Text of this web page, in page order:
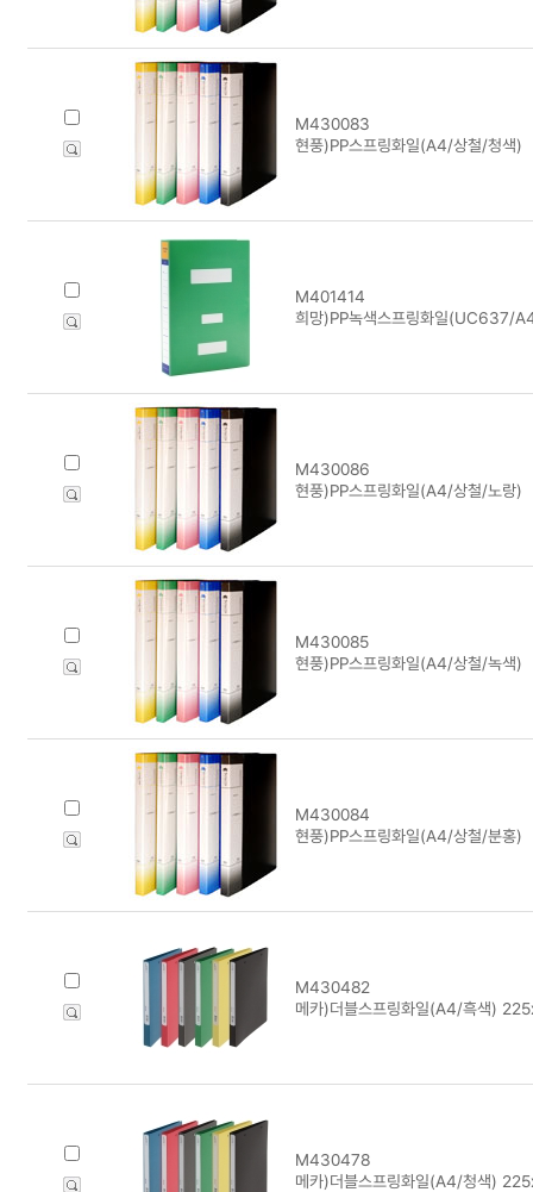
M430083
현풍)PP스프링화일(A4/상철/청색)
M401414
희망)PP녹색스프링화일(UC637/
M430086
현풍)PP스프링화일(A4/상철/노랑)
M430085
현풍)PP스프링화일(A4/상철/녹색)
M430084
현풍)PP스프링화일(A4/상철/분홍)
M430482
메카)더블스프링화일(A4/흑색)
M430478
메카)더블스프링화일(A4/청색)